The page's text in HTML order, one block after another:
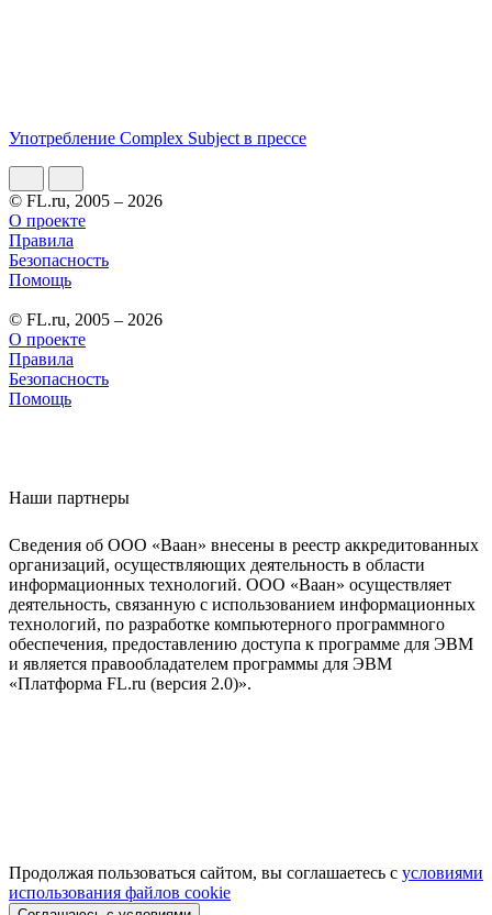
Употребление Complex Subject в прессе
© FL.ru, 2005 – 2026
О проекте
Правила
Безопасность
Помощь
© FL.ru, 2005 – 2026
О проекте
Правила
Безопасность
Помощь
Наши партнеры
Сведения об ООО «Ваан» внесены в реестр аккредитованных
организаций, осуществляющих деятельность в области
информационных технологий. ООО «Ваан» осуществляет
деятельность, связанную с использованием информационных
технологий, по разработке компьютерного программного
обеспечения, предоставлению доступа к программе для ЭВМ
и является правообладателем программы для ЭВМ
«Платформа FL.ru (версия 2.0)».
Продолжая пользоваться сайтом, вы соглашаетесь с условиями
использования файлов cookie